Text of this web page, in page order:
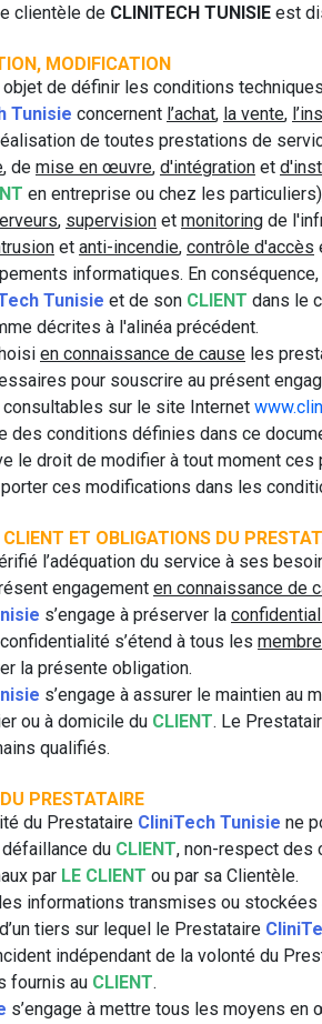
clientèle de CLINITECH TUNISIEest
MODIFICATION
de définir les conditions
Tunisie concernent l’achat, la vente,
de toutes prestations de
, de mise en œuvre, d'intégration et
en entreprise ou chez les
, supervision et monitoring de
et anti-incendie, contrôle d'accès
informatiques. En
Tunisie et de son CLIENT dans le
décrites à l'alinéa précédent.
en connaissance de cause les
pour souscrire au présent
sur le site Internet
des conditions définies dans ce
le droit de modifier à tout moment
ces modifications dans les
ET OBLIGATIONS DU
l’adéquation du service à ses
engagement en connaissance de
s’engage à préserver la
s’étend à tous les
la présente obligation.
s’engage à assurer le maintien au
ou à domicile du CLIENT. Le
qualifiés.
PRESTATAIRE
du Prestataire CliniTech Tunisie ne
du CLIENT, non-respect des
par LE CLIENT ou par sa Clientèle.
informations transmises ou
tiers sur lequel le Prestataire
indépendant de la volonté du
fournis au CLIENT.
s’engage à mettre tous les moyens